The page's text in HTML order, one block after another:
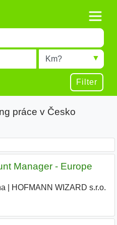
results.
results.
Radius
Filter
práce v Česko
Manager - Europe
HOFMANN WIZARD s.r.o.